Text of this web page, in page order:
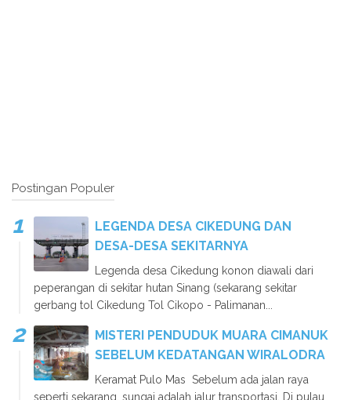
Postingan Populer
LEGENDA DESA CIKEDUNG DAN
DESA-DESA SEKITARNYA
Legenda desa Cikedung konon diawali dari
peperangan di sekitar hutan Sinang (sekarang sekitar
gerbang tol Cikedung Tol Cikopo - Palimanan...
MISTERI PENDUDUK MUARA CIMANUK
SEBELUM KEDATANGAN WIRALODRA
Keramat Pulo Mas Sebelum ada jalan raya
seperti sekarang, sungai adalah jalur transportasi. Di pulau